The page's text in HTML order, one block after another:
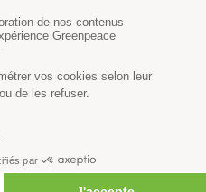
en matière de cookies
Greenpeace
96 96 96
France 2026